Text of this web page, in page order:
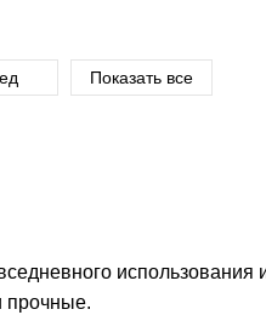
прочные.
Показать все